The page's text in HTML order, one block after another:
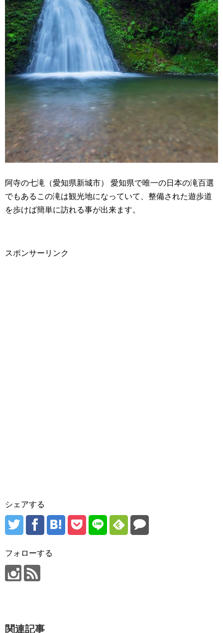
阿寺の七滝（愛知県新城市） 愛知県で唯一の日本の滝百選
でもあるこの滝は観光地になっていて、整備された遊歩道
を歩けば簡単に訪れる事が出来ます。
スポンサーリンク
シェアする
フォローする
関連記事